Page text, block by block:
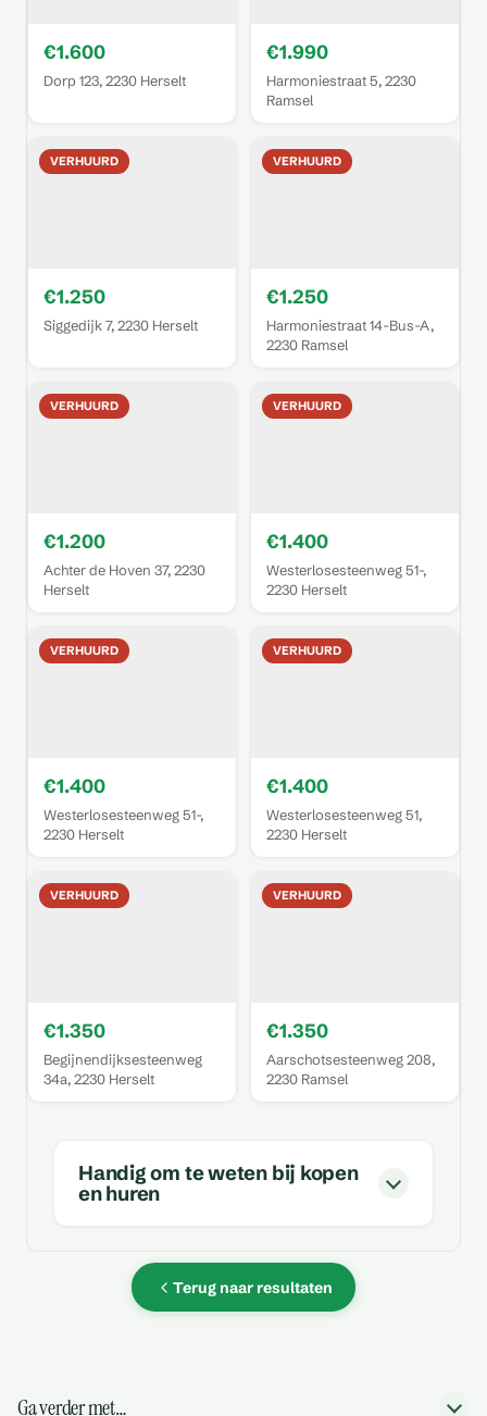
€1.600
Dorp 123, 2230 Herselt
€1.990
Harmoniestraat 5, 2230
Ramsel
VERHUURD
€1.250
Siggedijk 7, 2230 Herselt
VERHUURD
€1.250
Harmoniestraat 14-Bus-A,
2230 Ramsel
VERHUURD
€1.200
Achter de Hoven 37, 2230
Herselt
VERHUURD
€1.400
Westerlosesteenweg 51-,
2230 Herselt
VERHUURD
€1.400
Westerlosesteenweg 51-,
2230 Herselt
VERHUURD
€1.400
Westerlosesteenweg 51,
2230 Herselt
VERHUURD
€1.350
Begijnendijksesteenweg
34a, 2230 Herselt
VERHUURD
€1.350
Aarschotsesteenweg 208,
2230 Ramsel
Handig om te weten bij kopen
en huren
Terug naar resultaten
Ga verder met…